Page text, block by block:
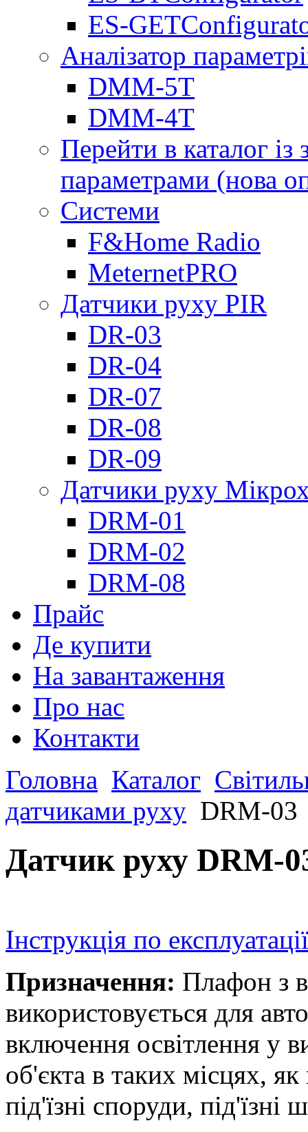
ES-
Аналізатор
DMM-5T
DMM-4T
Перейти в каталог
параметрами (нова
Системи
F&Home Radio
MeternetPRO
Датчики руху PIR
DR-03
DR-04
DR-07
DR-08
DR-09
Датчики руху
DRM-01
DRM-02
DRM-08
Прайс
Де купити
На завантаження
Про нас
Контакти
Головна Каталог
датчиками руху DRM-03
Датчик руху DRM-
Інструкція по експлуатації
Призначення: Плафон з
використовується для
включення освітлення у
об'єкта в таких місцях,
під'їзні споруди,